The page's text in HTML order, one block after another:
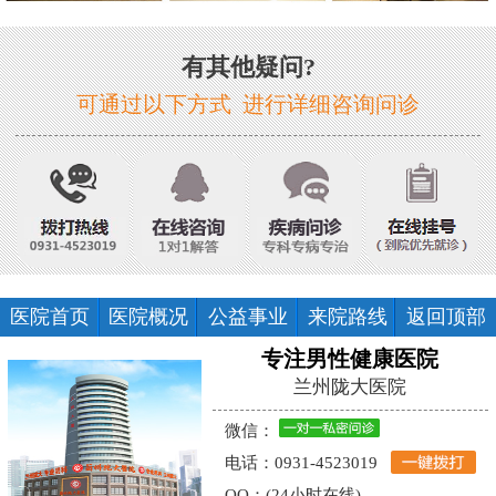
有其他疑问?
可通过以下方式 进行详细咨询问诊
医院首页 医院概况 公益事业 来院路线 返回顶部
专注男性健康医院
兰州陇大医院
微信：
电话：0931-4523019